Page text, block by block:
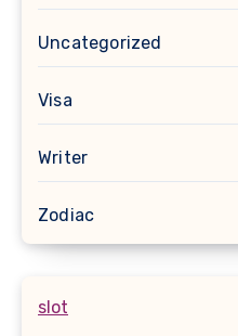
Uncategorized
Visa
Writer
Zodiac
slot